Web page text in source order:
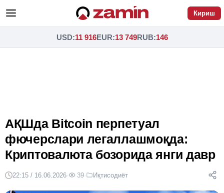
Кириш
USD:11 916EUR:13 749RUB:146
АҚШда Bitcoin перпетуал
фючерслари легаллашмоқда:
Криптовалюта бозорида янги давр
22:15 / 16.06.2026· 39· Иқтисодиёт